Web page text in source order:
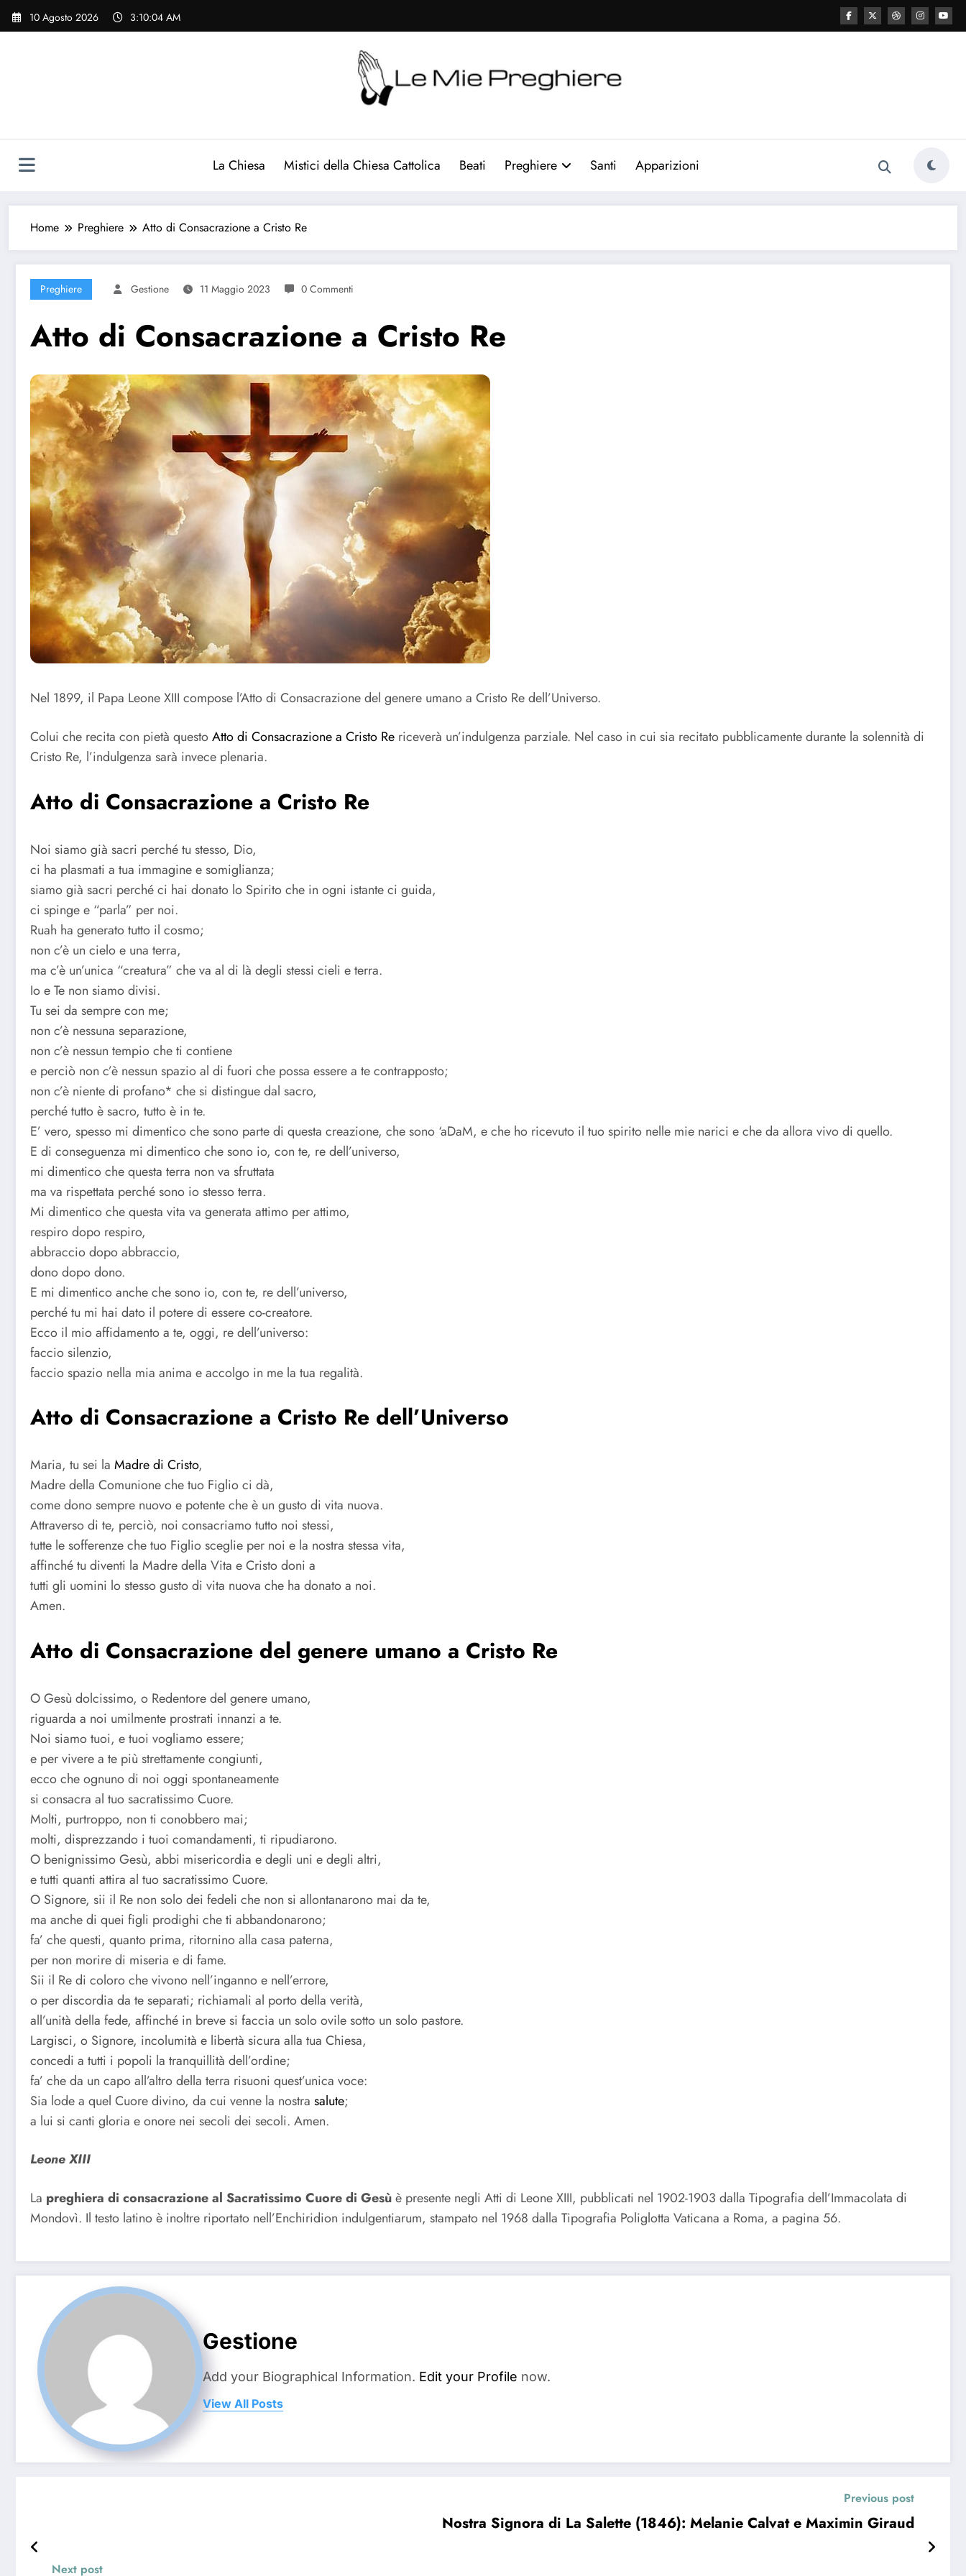
Vai
10 Agosto 2026 3:10:05 AM
Le Mie Preghiere
La Chiesa
Mistici della Chiesa Cattolica Beati Preghiere Santi Apparizioni
Home Preghiere Atto di Consacrazione a Cristo Re
Preghiere Gestione 11 Maggio 2023 0 Commenti
Atto di Consacrazione a Cristo Re
Nel 1899, il Papa Leone XIII compose l’Atto di Consacrazione del genere umano a Cristo Re dell’Universo.
Colui che recita con pietà questoAtto di Consacrazione a Cristo Re riceverà un’indulgenza parziale. Nel caso in cui sia recitato pubblicamente durante la solennità di
Cristo Re, l’indulgenza sarà invece plenaria.
Atto di Consacrazione a Cristo Re
Noi siamo già sacri perché tu stesso, Dio,
ci ha plasmati a tua immagine e somiglianza;
siamo già sacri perché ci hai donato lo Spirito che in ogni istante ci guida,
ci spinge e “parla” per noi.
Ruah ha generato tutto il cosmo;
non c’è un cielo e una terra,
ma c’è un’unica “creatura” che va al di là degli stessi cieli e terra.
Io e Te non siamo divisi.
Tu sei da sempre con me;
non c’è nessuna separazione,
non c’è nessun tempio che ti contiene
e perciò non c’è nessun spazio al di fuori che possa essere a te contrapposto;
non c’è niente di profano* che si distingue dal sacro,
perché tutto è sacro, tutto è in te.
E’ vero, spesso mi dimentico che sono parte di questa creazione, che sono ‘aDaM, e che ho ricevuto il tuo spirito nelle mie narici e che da allora vivo di quello.
E di conseguenza mi dimentico che sono io, con te, re dell’universo,
mi dimentico che questa terra non va sfruttata
ma va rispettata perché sono io stesso terra.
Mi dimentico che questa vita va generata attimo per attimo,
respiro dopo respiro,
abbraccio dopo abbraccio,
dono dopo dono.
E mi dimentico anche che sono io, con te, re dell’universo,
perché tu mi hai dato il potere di essere co-creatore.
Ecco il mio affidamento a te, oggi, re dell’universo:
faccio silenzio,
faccio spazio nella mia anima e accolgo in me la tua regalità.
Atto di Consacrazione a Cristo Re dell’Universo
Maria, tu sei la Madre di Cristo,
Madre della Comunione che tuo Figlio ci dà,
come dono sempre nuovo e potente che è un gusto di vita nuova.
Attraverso di te, perciò, noi consacriamo tutto noi stessi,
tutte le sofferenze che tuo Figlio sceglie per noi e la nostra stessa vita,
affinché tu diventi la Madre della Vita e Cristo doni a
tutti gli uomini lo stesso gusto di vita nuova che ha donato a noi.
Amen.
Atto di Consacrazione del genere umano a Cristo Re
O Gesù dolcissimo, o Redentore del genere umano,
riguarda a noi umilmente prostrati innanzi a te.
Noi siamo tuoi, e tuoi vogliamo essere;
e per vivere a te più strettamente congiunti,
ecco che ognuno di noi oggi spontaneamente
si consacra al tuo sacratissimo Cuore.
Molti, purtroppo, non ti conobbero mai;
molti, disprezzando i tuoi comandamenti, ti ripudiarono.
O benignissimo Gesù, abbi misericordia e degli uni e degli altri,
e tutti quanti attira al tuo sacratissimo Cuore.
O Signore, sii il Re non solo dei fedeli che non si allontanarono mai da te,
ma anche di quei figli prodighi che ti abbandonarono;
fa’ che questi, quanto prima, ritornino alla casa paterna,
per non morire di miseria e di fame.
Sii il Re di coloro che vivono nell’inganno e nell’errore,
o per discordia da te separati; richiamali al porto della verità,
all’unità della fede, affinché in breve si faccia un solo ovile sotto un solo pastore.
Largisci, o Signore, incolumità e libertà sicura alla tua Chiesa,
concedi a tutti i popoli la tranquillità dell’ordine;
fa’ che da un capo all’altro della terra risuoni quest’unica voce:
Sia lode a quel Cuore divino, da cui venne la nostra salute;
a lui si canti gloria e onore nei secoli dei secoli. Amen.
Leone XIII
La preghiera di consacrazione al Sacratissimo Cuore di Gesùè presente negli Atti di Leone XIII, pubblicati nel 1902-1903 dalla Tipografia dell’Immacolata di
Mondovì. Il testo latino è inoltre riportato nell’Enchiridion indulgentiarum, stampato nel 1968 dalla Tipografia Poliglotta Vaticana a Roma, a pagina 56.
Gestione
Add your Biographical Information. Edit your Profile now.
View All Posts
Previous post
Nostra Signora di La Salette (1846): Melanie Calvat e Maximin Giraud
Next post